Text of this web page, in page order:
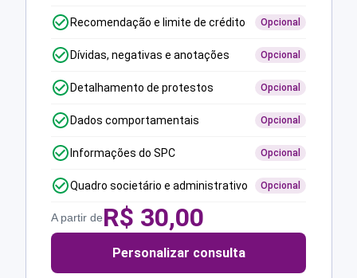
Recomendação e limite de crédito Opcional
Dívidas, negativas e anotações Opcional
Detalhamento de protestos Opcional
Dados comportamentais Opcional
Informações do SPC Opcional
Quadro societário e administrativo Opcional
A partir deR$ 30,00
Personalizar consulta